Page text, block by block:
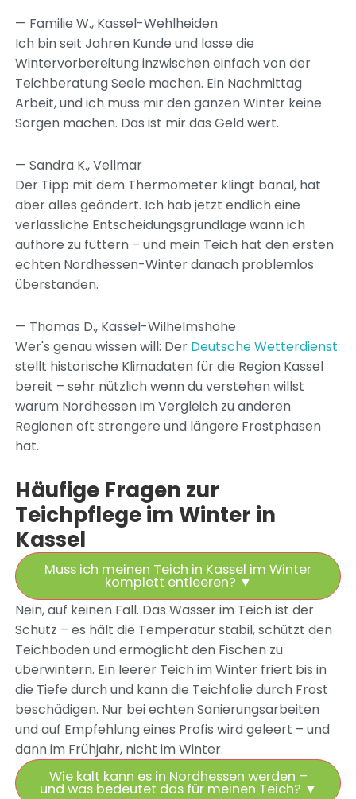
— Familie W., Kassel-Wehlheiden
Ich bin seit Jahren Kunde und lasse die
Wintervorbereitung inzwischen einfach von der
Teichberatung Seele machen. Ein Nachmittag
Arbeit, und ich muss mir den ganzen Winter keine
Sorgen machen. Das ist mir das Geld wert.
— Sandra K., Vellmar
Der Tipp mit dem Thermometer klingt banal, hat
aber alles geändert. Ich hab jetzt endlich eine
verlässliche Entscheidungsgrundlage wann ich
aufhöre zu füttern – und mein Teich hat den ersten
echten Nordhessen-Winter danach problemlos
überstanden.
— Thomas D., Kassel-Wilhelmshöhe
Wer's genau wissen will: Der Deutsche Wetterdienst
stellt historische Klimadaten für die Region Kassel
bereit – sehr nützlich wenn du verstehen willst
warum Nordhessen im Vergleich zu anderen
Regionen oft strengere und längere Frostphasen
hat.
Häufige Fragen zur
Teichpflege im Winter in
Kassel
Muss ich meinen Teich in Kassel im Winter
komplett entleeren? ▼
Nein, auf keinen Fall. Das Wasser im Teich ist der
Schutz – es hält die Temperatur stabil, schützt den
Teichboden und ermöglicht den Fischen zu
überwintern. Ein leerer Teich im Winter friert bis in
die Tiefe durch und kann die Teichfolie durch Frost
beschädigen. Nur bei echten Sanierungsarbeiten
und auf Empfehlung eines Profis wird geleert – und
dann im Frühjahr, nicht im Winter.
Wie kalt kann es in Nordhessen werden –
und was bedeutet das für meinen Teich? ▼